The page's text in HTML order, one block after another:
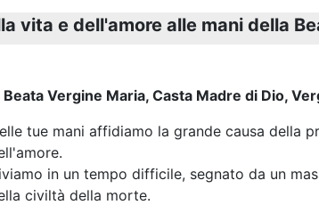
vita e dell'amore alle mani della
Beata Vergine Maria, Casta Madre di Dio,
tue mani affidiamo la grande causa della
in un tempo difficile, segnato da un
civiltà della morte.